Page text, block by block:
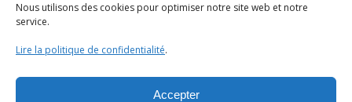
Nous utilisons des cookies pour optimiser notre site web et notre
service.
Lire la politique de confidentialité.
Accepter
Retour sur…
Grand public
Les 20 ans de l’ATILF